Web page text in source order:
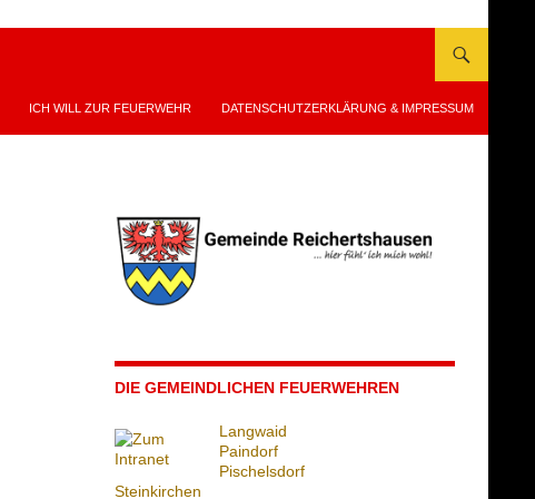
ICH WILL ZUR FEUERWEHR DATENSCHUTZERKLÄRUNG & IMPRESSUM
DIE GEMEINDLICHEN FEUERWEHREN
Langwaid
Paindorf
Pischelsdorf
Steinkirchen